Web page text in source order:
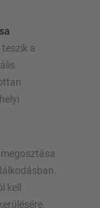
a
kell